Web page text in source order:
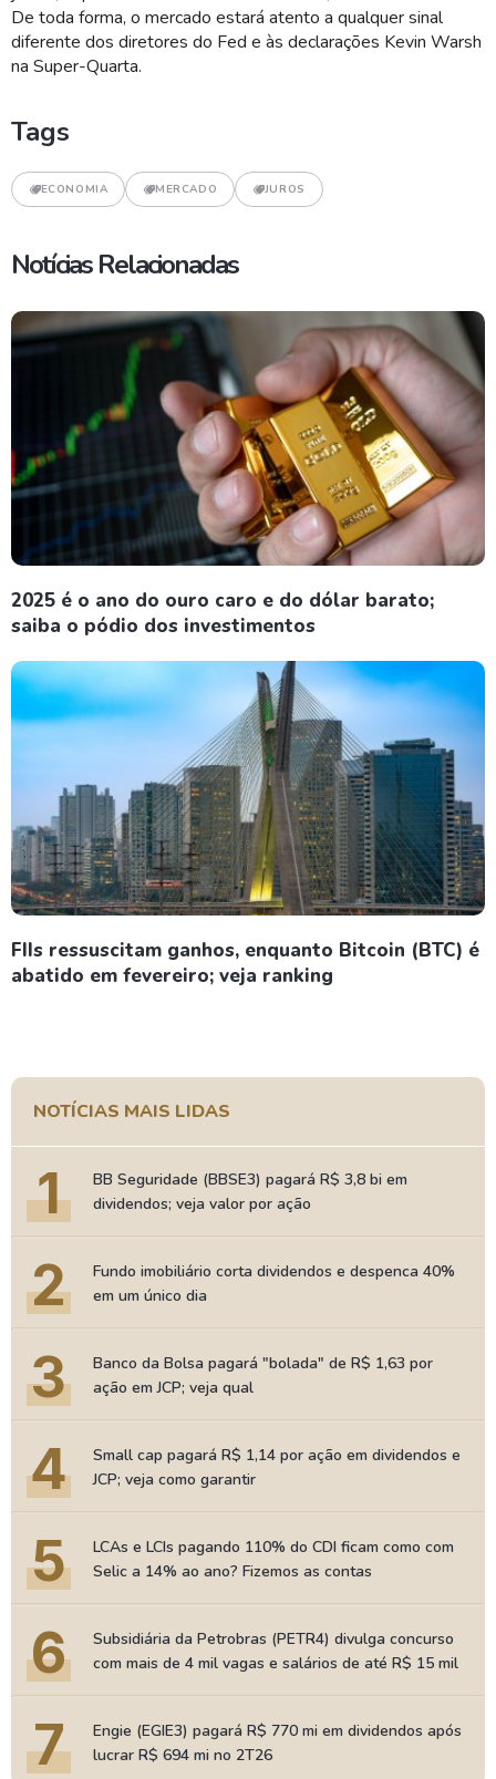
De toda forma, o mercado estará atento a qualquer sinal
diferente dos diretores do Fed e às declarações Kevin Warsh
na Super-Quarta.
Tags
ECONOMIA MERCADO JUROS
Notícias Relacionadas
2025 é o ano do ouro caro e do dólar barato;
saiba o pódio dos investimentos
FIIs ressuscitam ganhos, enquanto Bitcoin (BTC) é
abatido em fevereiro; veja ranking
NOTÍCIAS MAIS LIDAS
1
BB Seguridade (BBSE3) pagará R$ 3,8 bi em
dividendos; veja valor por ação
2
Fundo imobiliário corta dividendos e despenca 40%
em um único dia
3
Banco da Bolsa pagará "bolada" de R$ 1,63 por
ação em JCP; veja qual
4
Small cap pagará R$ 1,14 por ação em dividendos e
JCP; veja como garantir
5
LCAs e LCIs pagando 110% do CDI ficam como com
Selic a 14% ao ano? Fizemos as contas
6
Subsidiária da Petrobras (PETR4) divulga concurso
com mais de 4 mil vagas e salários de até R$ 15 mil
7
Engie (EGIE3) pagará R$ 770 mi em dividendos após
lucrar R$ 694 mi no 2T26